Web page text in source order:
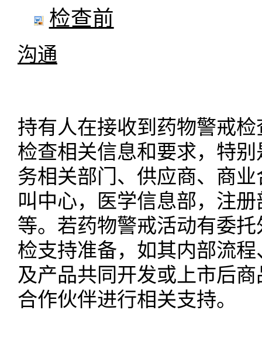
检查前
沟通
持有人在接收到药物警戒
检查相关信息和要求，特
务相关部门、供应商、商
叫中心，医学信息部，注
等。若药物警戒活动有委
检支持准备，如其内部流
及产品共同开发或上市后
合作伙伴进行相关支持。